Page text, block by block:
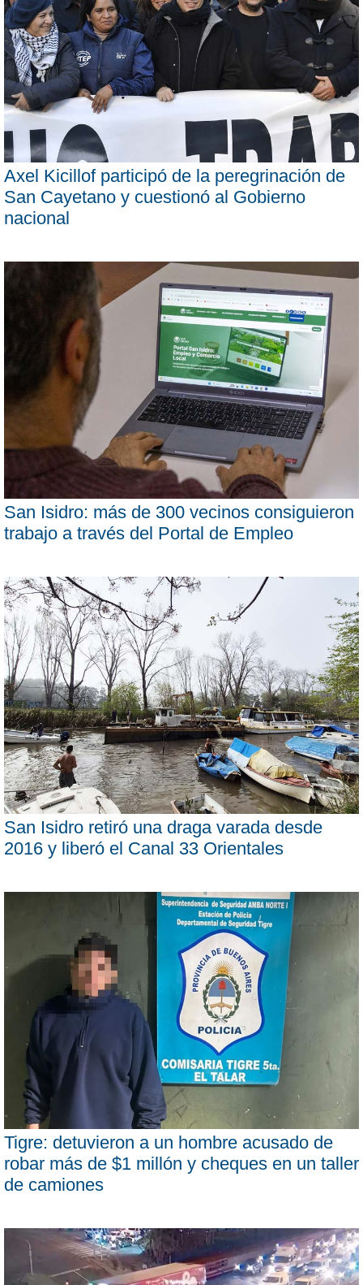
Axel Kicillof participó de la peregrinación de
San Cayetano y cuestionó al Gobierno
nacional
San Isidro: más de 300 vecinos consiguieron
trabajo a través del Portal de Empleo
San Isidro retiró una draga varada desde
2016 y liberó el Canal 33 Orientales
Tigre: detuvieron a un hombre acusado de
robar más de $1 millón y cheques en un taller
de camiones